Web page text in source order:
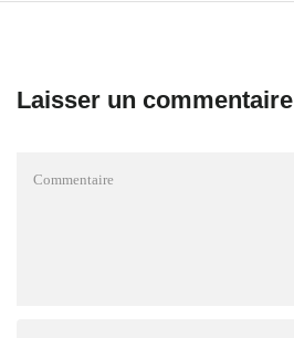
Laisser un commentaire